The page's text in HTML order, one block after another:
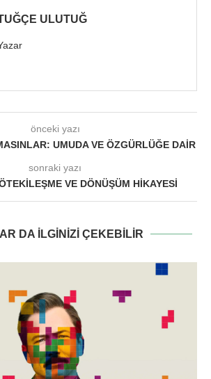
ULUTUĞ
önceki yazı
UMUDA VE ÖZGÜRLÜĞE DAIR
sonraki yazı
VE DÖNÜŞÜM HIKAYESI
DA ILGINIZI ÇEKEBILIR